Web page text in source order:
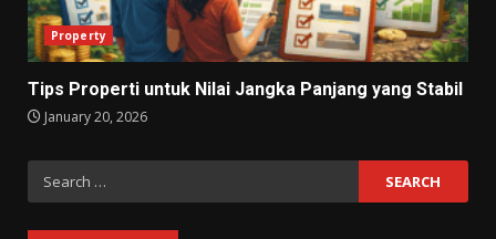
Property
Tips Properti untuk Nilai Jangka Panjang yang Stabil
January 20, 2026
Search
for: